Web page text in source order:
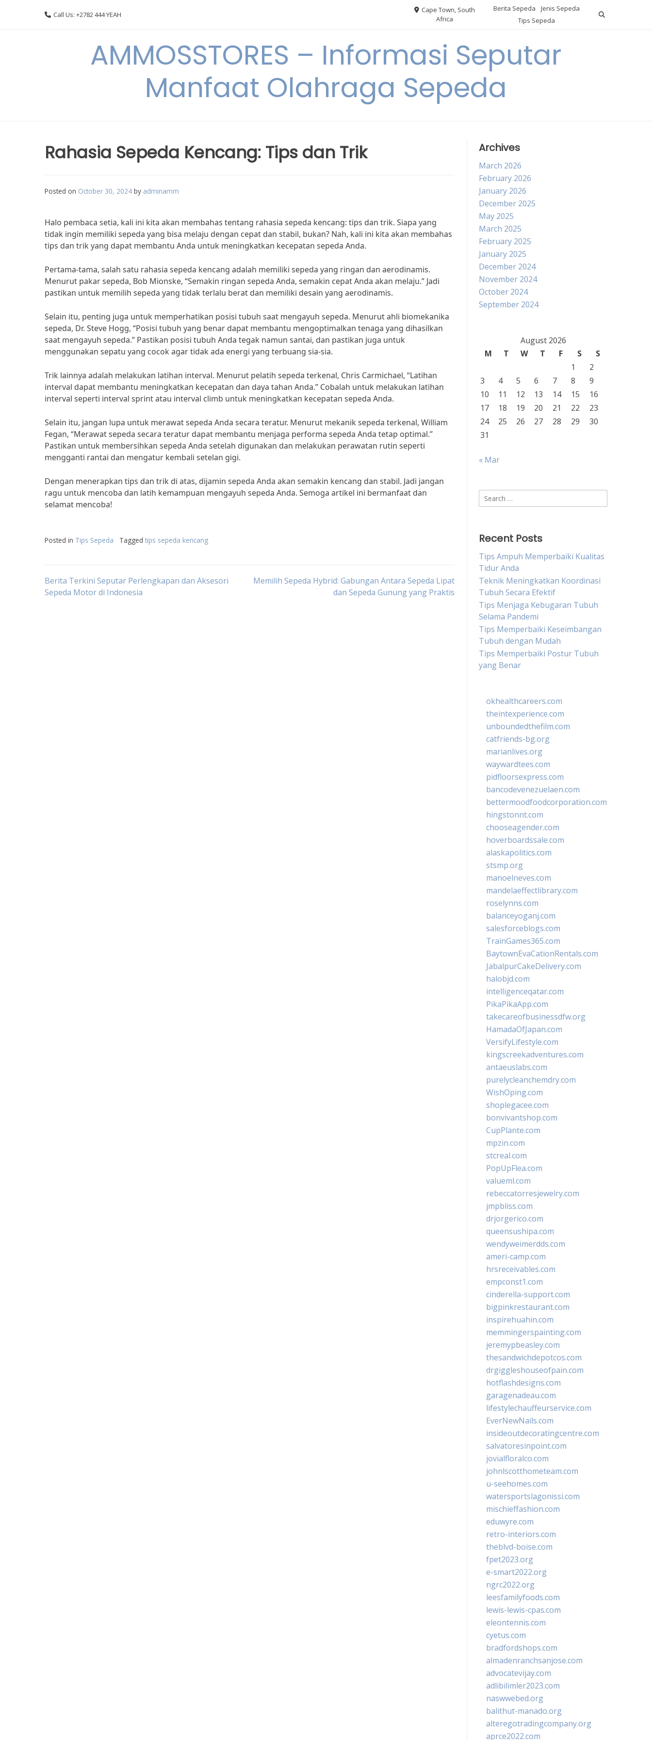
Call Us: +2782 444 YEAH
Cape Town, South
Africa
Berita Sepeda
Jenis Sepeda
Tips Sepeda
AMMOSSTORES – Informasi Seputar
Manfaat Olahraga Sepeda
Rahasia Sepeda Kencang: Tips dan Trik
Posted on October 30, 2024 by adminamm
Halo pembaca setia, kali ini kita akan membahas tentang rahasia sepeda kencang: tips dan trik. Siapa yang
tidak ingin memiliki sepeda yang bisa melaju dengan cepat dan stabil, bukan? Nah, kali ini kita akan membahas
tips dan trik yang dapat membantu Anda untuk meningkatkan kecepatan sepeda Anda.
Pertama-tama, salah satu rahasia sepeda kencang adalah memiliki sepeda yang ringan dan aerodinamis.
Menurut pakar sepeda, Bob Mionske, “Semakin ringan sepeda Anda, semakin cepat Anda akan melaju.” Jadi
pastikan untuk memilih sepeda yang tidak terlalu berat dan memiliki desain yang aerodinamis.
Selain itu, penting juga untuk memperhatikan posisi tubuh saat mengayuh sepeda. Menurut ahli biomekanika
sepeda, Dr. Steve Hogg, “Posisi tubuh yang benar dapat membantu mengoptimalkan tenaga yang dihasilkan
saat mengayuh sepeda.” Pastikan posisi tubuh Anda tegak namun santai, dan pastikan juga untuk
menggunakan sepatu yang cocok agar tidak ada energi yang terbuang sia-sia.
Trik lainnya adalah melakukan latihan interval. Menurut pelatih sepeda terkenal, Chris Carmichael, “Latihan
interval dapat membantu meningkatkan kecepatan dan daya tahan Anda.” Cobalah untuk melakukan latihan
interval seperti interval sprint atau interval climb untuk meningkatkan kecepatan sepeda Anda.
Selain itu, jangan lupa untuk merawat sepeda Anda secara teratur. Menurut mekanik sepeda terkenal, William
Fegan, “Merawat sepeda secara teratur dapat membantu menjaga performa sepeda Anda tetap optimal.”
Pastikan untuk membersihkan sepeda Anda setelah digunakan dan melakukan perawatan rutin seperti
mengganti rantai dan mengatur kembali setelan gigi.
Dengan menerapkan tips dan trik di atas, dijamin sepeda Anda akan semakin kencang dan stabil. Jadi jangan
ragu untuk mencoba dan latih kemampuan mengayuh sepeda Anda. Semoga artikel ini bermanfaat dan
selamat mencoba!
Posted in Tips Sepeda Tagged tips sepeda kencang
Post
Berita Terkini Seputar Perlengkapan dan Aksesori
Sepeda Motor di Indonesia
Memilih Sepeda Hybrid: Gabungan Antara Sepeda Lipat
dan Sepeda Gunung yang Praktis
Archives
March 2026
February 2026
January 2026
December 2025
May 2025
March 2025
February 2025
January 2025
December 2024
November 2024
October 2024
September 2024
August 2026
M
T W T F S
S
1
2
3
4 5 6 7 8
9
10
11 12 13 14 15
16
17
18 19 20 21 22
23
24
25 26 27 28 29
30
31
« Mar
Search
for:
Recent Posts
Tips Ampuh Memperbaiki Kualitas
Tidur Anda
Teknik Meningkatkan Koordinasi
Tubuh Secara Efektif
Tips Menjaga Kebugaran Tubuh
Selama Pandemi
Tips Memperbaiki Keseimbangan
Tubuh dengan Mudah
Tips Memperbaiki Postur Tubuh
yang Benar
okhealthcareers.com
theintexperience.com
unboundedthefilm.com
catfriends-bg.org
marianlives.org
waywardtees.com
pidfloorsexpress.com
bancodevenezuelaen.com
bettermoodfoodcorporation.com
hingstonnt.com
chooseagender.com
hoverboardssale.com
alaskapolitics.com
stsmp.org
manoelneves.com
mandelaeffectlibrary.com
roselynns.com
balanceyoganj.com
salesforceblogs.com
TrainGames365.com
BaytownEvaCationRentals.com
JabalpurCakeDelivery.com
halobjd.com
intelligenceqatar.com
PikaPikaApp.com
takecareofbusinessdfw.org
HamadaOfJapan.com
VersifyLifestyle.com
kingscreekadventures.com
antaeuslabs.com
purelycleanchemdry.com
WishOping.com
shoplegacee.com
bonvivantshop.com
CupPlante.com
mpzin.com
stcreal.com
PopUpFlea.com
valueml.com
rebeccatorresjewelry.com
jmpbliss.com
drjorgerico.com
queensushipa.com
wendyweimerdds.com
ameri-camp.com
hrsreceivables.com
empconst1.com
cinderella-support.com
bigpinkrestaurant.com
inspirehuahin.com
memmingerspainting.com
jeremypbeasley.com
thesandwichdepotcos.com
drgiggleshouseofpain.com
hotflashdesigns.com
garagenadeau.com
lifestylechauffeurservice.com
EverNewNails.com
insideoutdecoratingcentre.com
salvatoresinpoint.com
jovialfloralco.com
johnlscotthometeam.com
u-seehomes.com
watersportslagonissi.com
mischieffashion.com
eduwyre.com
retro-interiors.com
theblvd-boise.com
fpet2023.org
e-smart2022.org
ngrc2022.org
leesfamilyfoods.com
lewis-lewis-cpas.com
eleontennis.com
cyetus.com
bradfordshops.com
almadenranchsanjose.com
advocatevijay.com
adlibilimler2023.com
naswwebed.org
balithut-manado.org
alteregotradingcompany.org
aprce2022.com